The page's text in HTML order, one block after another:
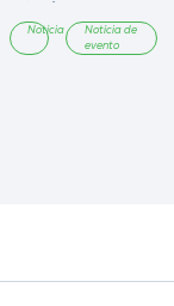
Notícia
Notícia de
evento